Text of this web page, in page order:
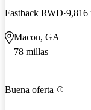
Fastback RWD 9,816
Macon, GA
78 millas
Buena oferta